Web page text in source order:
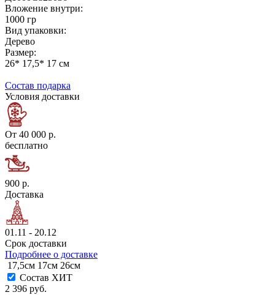
Вложение внутри:
1000 гр
Вид упаковки:
Дерево
Размер:
26* 17,5* 17 см
Состав подарка
Условия доставки
От 40 000 р.
бесплатно
900 р.
Доставка
01.11 - 20.12
Срок доставки
Подробнее о доставке
17,5см 17см 26см
Состав ХИТ
2 396 руб.